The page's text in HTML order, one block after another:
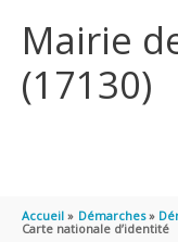
Mairie
(17130)
Accueil Démarches
Carte nationale d’identité